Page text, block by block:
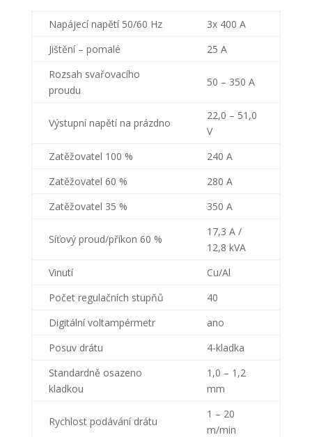
Napájecí napětí 50/60 Hz
3x 400 A
Jištění – pomalé
25 A
Rozsah svařovacího
proudu
50 – 350 A
Výstupní napětí na prázdno
22,0 – 51,0
V
Zatěžovatel 100 %
240 A
Zatěžovatel 60 %
280 A
Zatěžovatel 35 %
350 A
Síťový proud/příkon 60 %
17,3 A /
12,8 kVA
Vinutí
Cu/Al
Počet regulačních stupňů
40
Digitální voltampérmetr
ano
Posuv drátu
4-kladka
Standardně osazeno
kladkou
1,0 – 1,2
mm
Rychlost podávání drátu
1 – 20
m/min